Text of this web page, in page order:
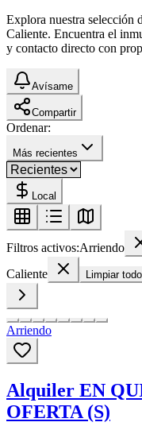
Explora nuestra selección
Caliente. Encuentra el
y contacto directo con
Avísame
Compartir
Ordenar:
Más recientes
Local
Filtros activos:Arriendo
Caliente
Limpiar
Arriendo
Alquiler EN
OFERTA (S)